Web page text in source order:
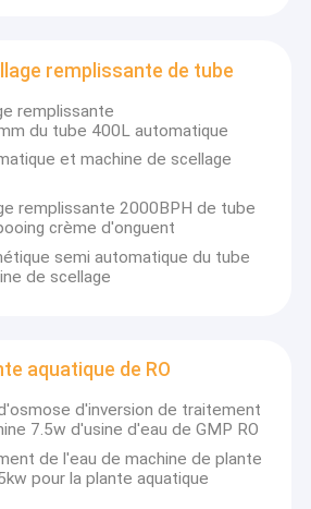
remplissante de tube
aquatique de RO
de bouteilles automatique
pharmaceutique
Equipment
remplissante de tube
remplissante
du tube 400L automatique
et machine de scellage
remplissante 2000BPH de tube
crème d'onguent
semi automatique du tube
de scellage
aquatique de RO
d'inversion de traitement
7.5w d'usine d'eau de GMP RO
de l'eau de machine de plante
pour la plante aquatique
pour nous contacter pour de